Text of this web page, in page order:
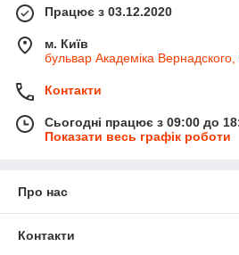
Працює з 03.12.2020
м. Київ
бульвар Академіка Вернадского,
Контакти
Сьогодні працює з 09:00 до
Показати весь графік роботи
Про нас
Контакти